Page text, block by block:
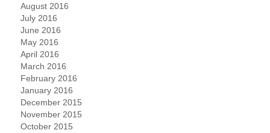
August 2016
July 2016
June 2016
May 2016
April 2016
March 2016
February 2016
January 2016
December 2015
November 2015
October 2015